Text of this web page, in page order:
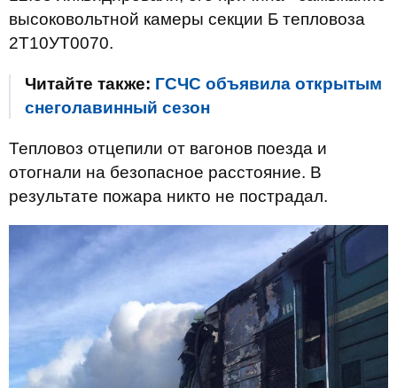
высоковольтной камеры секции Б тепловоза
2Т10УТ0070.
Читайте также: ГСЧС объявила открытым
снеголавинный сезон
Тепловоз отцепили от вагонов поезда и
отогнали на безопасное расстояние. В
результате пожара никто не пострадал.